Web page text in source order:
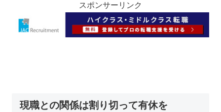
スポンサーリンク
現職との関係は割り切って有休を